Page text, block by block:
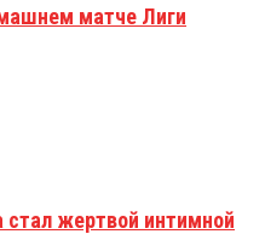
матче Лиги
жертвой интимной